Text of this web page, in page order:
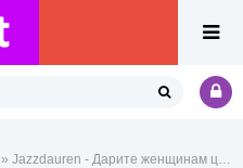
» Jazzdauren - Дарите женщинам цветы дарите женщинам улыбки